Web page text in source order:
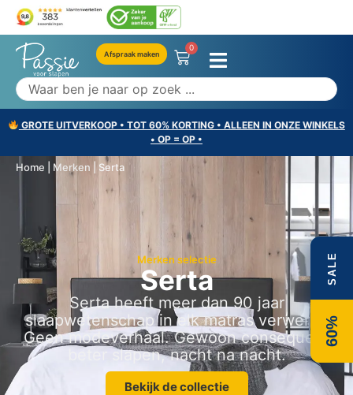
Afspraak maken
0
GROTE UITVERKOOP • TOT 60% KORTING • ALLEEN IN ONZE WINKELS
• OP = OP •
SALE
60%
Home Merken Serta
Merken selectie
Serta
Serta heeft meer dan 90 jaar
slaapwetenschap in elk matras verwerkt.
Geen modeverhaal. Gewoon consequent
beter slapen, nacht na nacht.
Bekijk de collectie